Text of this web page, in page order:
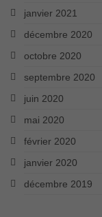
janvier 2021
décembre 2020
octobre 2020
septembre 2020
juin 2020
mai 2020
février 2020
janvier 2020
décembre 2019